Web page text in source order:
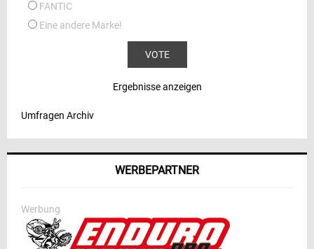
FANTIC
Eine andere Marke!
Ergebnisse anzeigen
Umfragen Archiv
WERBEPARTNER
Werbung